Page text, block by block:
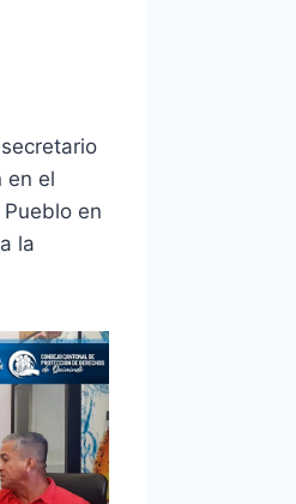
en el
en
la